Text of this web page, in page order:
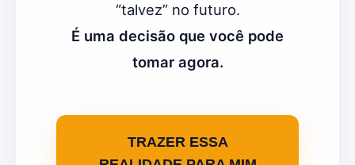
“talvez” no futuro.
É uma decisão que você pode
tomar agora.
TRAZER ESSA